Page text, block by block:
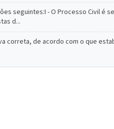
seguintes:I - O Processo Civil é
d...
correta, de acordo com o que